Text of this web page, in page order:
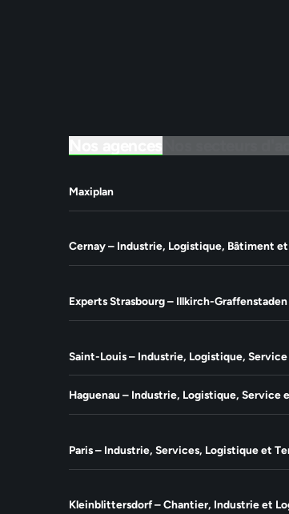
Nos secteurs
Maxiplan
Cernay – Industrie, Logistique, Bâtiment
Experts Strasbourg – Illkirch-Graffenstaden
Saint-Louis – Industrie, Logistique, Service
Haguenau – Industrie, Logistique, Service
Paris – Industrie, Services, Logistique et
Kleinblittersdorf – Chantier, Industrie et